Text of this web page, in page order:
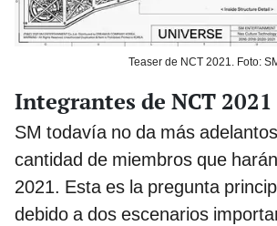
Teaser de NCT 2021. Foto:
Integrantes de NCT 2021
SM todavía no da más
cantidad de miembros que
2021. Esta es la pregunta
debido a dos escenarios